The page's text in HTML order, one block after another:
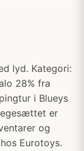
lyd. Kategori:
28% fra
i Blueys
er
og
Eurotoys.